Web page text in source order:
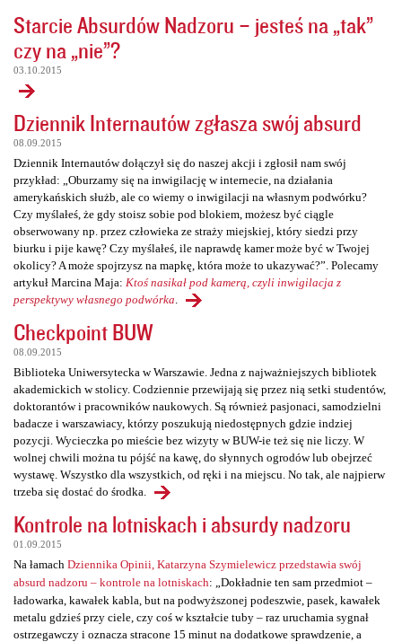
Starcie Absurdów Nadzoru – jesteś na „tak”
czy na „nie”?
03.10.2015
Dziennik Internautów zgłasza swój absurd
08.09.2015
Dziennik Internautów dołączył się do naszej akcji i zgłosił nam swój
przykład: „Oburzamy się na inwigilację w internecie, na działania
amerykańskich służb, ale co wiemy o inwigilacji na własnym podwórku?
Czy myślałeś, że gdy stoisz sobie pod blokiem, możesz być ciągle
obserwowany np. przez człowieka ze straży miejskiej, który siedzi przy
biurku i pije kawę? Czy myślałeś, ile naprawdę kamer może być w Twojej
okolicy? A może spojrzysz na mapkę, która może to ukazywać?”. Polecamy
artykuł Marcina Maja: Ktoś nasikał pod kamerą, czyli inwigilacja z
perspektywy własnego podwórka
Checkpoint BUW
08.09.2015
Biblioteka Uniwersytecka w Warszawie. Jedna z najważniejszych bibliotek
akademickich w stolicy. Codziennie przewijają się przez nią setki studentów,
doktorantów i pracowników naukowych. Są również pasjonaci, samodzielni
badacze i warszawiacy, którzy poszukują niedostępnych gdzie indziej
pozycji. Wycieczka po mieście bez wizyty w BUW-ie też się nie liczy. W
wolnej chwili można tu pójść na kawę, do słynnych ogrodów lub obejrzeć
wystawę. Wszystko dla wszystkich, od ręki i na miejscu. No tak, ale najpierw
trzeba się dostać do środka.
Kontrole na lotniskach i absurdy nadzoru
01.09.2015
Na łamach Dziennika Opinii, Katarzyna Szymielewicz przedstawia swój
absurd nadzoru – kontrole na lotniskach: „Dokładnie ten sam przedmiot –
ładowarka, kawałek kabla, but na podwyższonej podeszwie, pasek, kawałek
metalu gdzieś przy ciele, czy coś w kształcie tuby – raz uruchamia sygnał
ostrzegawczy i oznacza stracone 15 minut na dodatkowe sprawdzenie, a